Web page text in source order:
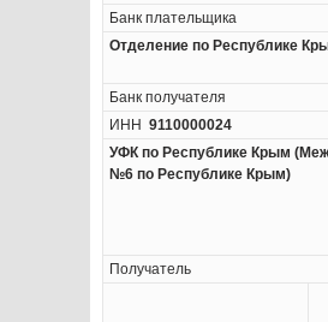
Банк плательщика
Отделение по Республике
Банк получателя
ИНН 9110000024
УФК по Республике Крым
№6 по Республике Крым)
Получатель